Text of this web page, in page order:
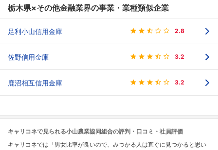
栃木県×その他金融業界の事業・業種類似企業
足利小山信用金庫 2.8
佐野信用金庫 3.2
鹿沼相互信用金庫 3.2
キャリコネで見られる小山農業協同組合の評判・口コミ・社員評価
キャリコネでは「男女比率が良いので、みつかる人は直ぐに見つかると思い